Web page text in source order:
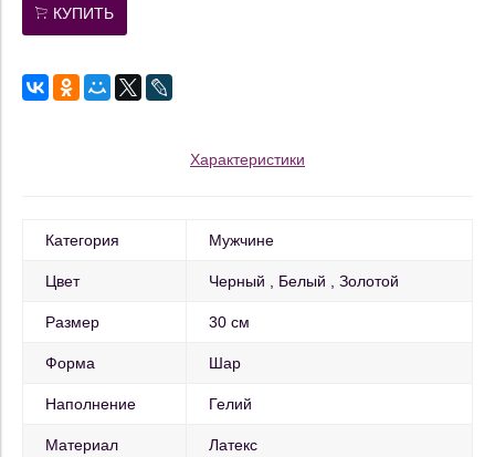
КУПИТЬ
Характеристики
Категория Мужчине
Цвет Черный Белый Золотой
Размер 30 см
Форма Шар
Наполнение Гелий
Материал Латекс